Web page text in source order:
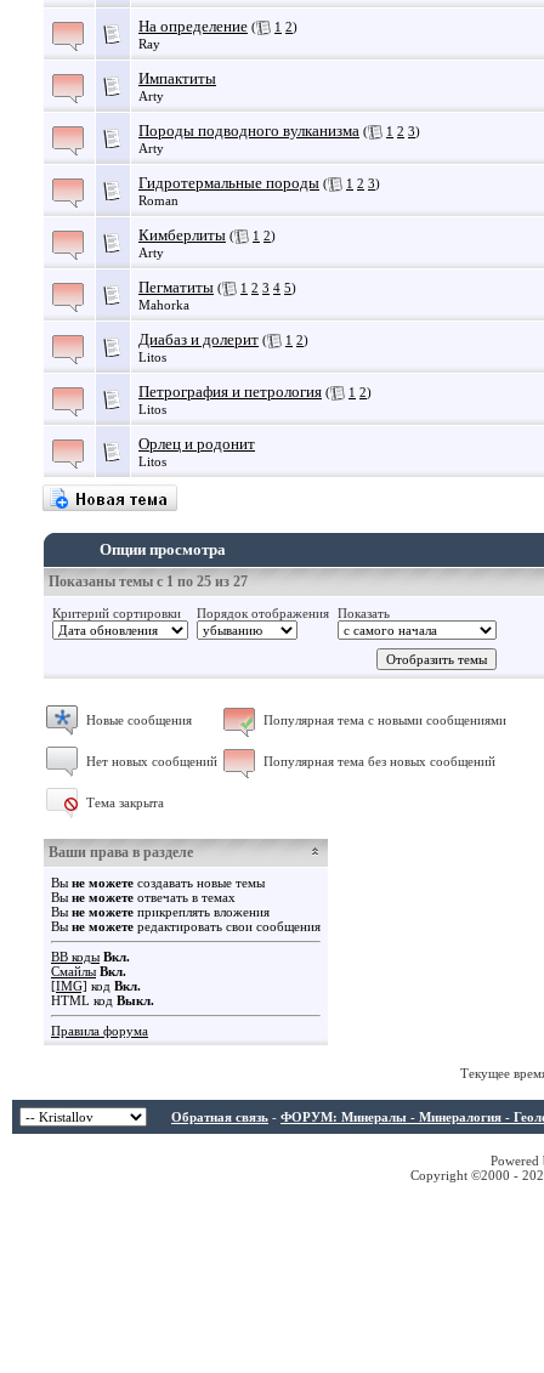
На определение ( 1 2)
Ray
Импактиты
Arty
Породы подводного вулканизма ( 1 2 3)
Arty
Гидротермальные породы ( 1 2 3)
Roman
Кимберлиты ( 1 2)
Arty
Пегматиты ( 1 2 3 4 5)
Mahorka
Диабаз и долерит ( 1 2)
Litos
Петрография и петрология ( 1 2)
Litos
Орлец и родонит
Litos
Опции просмотра
Показаны темы с 1 по 25 из 27
Критерий сортировки Порядок отображения Показать
Новые сообщения Популярная тема с новыми сообщениями
Нет новых сообщений Популярная тема без новых сообщений
Тема закрыта
Ваши права в разделе
Вы не можете создавать новые темы
Вы не можете отвечать в темах
Вы не можете прикреплять вложения
Вы не можете редактировать свои сообщения
BB коды Вкл.
Смайлы Вкл.
[IMG] код Вкл.
HTML код Выкл.
Правила форума
Текущее
Обратная связь - ФОРУМ: Минералы - Минералогия -
Copyright ©2000 -